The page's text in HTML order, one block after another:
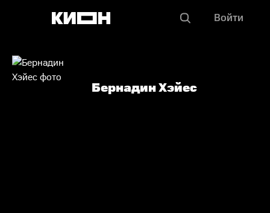
Войти
Бернадин Хэйес